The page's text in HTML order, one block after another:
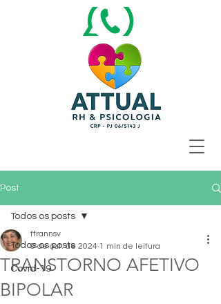
Post
Todos os posts
Covid-19
Todos os posts
TRANSTORNO AFETIVO
BIPOLAR
ffrannsv
9 de out. de 2024 1 min de leitura